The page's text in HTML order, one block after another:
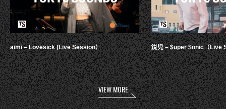
aimi – Lovesick (Live Session） 鋭児 – $uper $onic（Live
VIEW MORE